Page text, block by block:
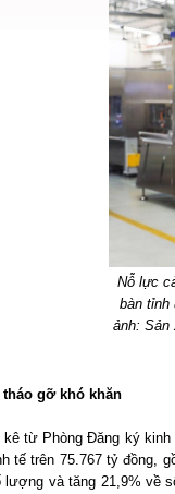
Nỗ lực
bàn tỉnh
ảnh: Sản
gỡ khó khăn
kê từ Phòng Đăng ký
tế trên 75.767 tỷ đồng,
lượng và tăng 21,9% về